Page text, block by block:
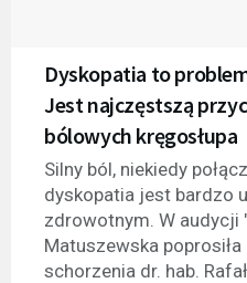
Dyskopatia to
Jest najczęstszą
bólowych kręgosłupa
Silny ból, niekiedy
dyskopatia jest bardzo
zdrowotnym. W audycji
Matuszewska
schorzenia dr. hab.